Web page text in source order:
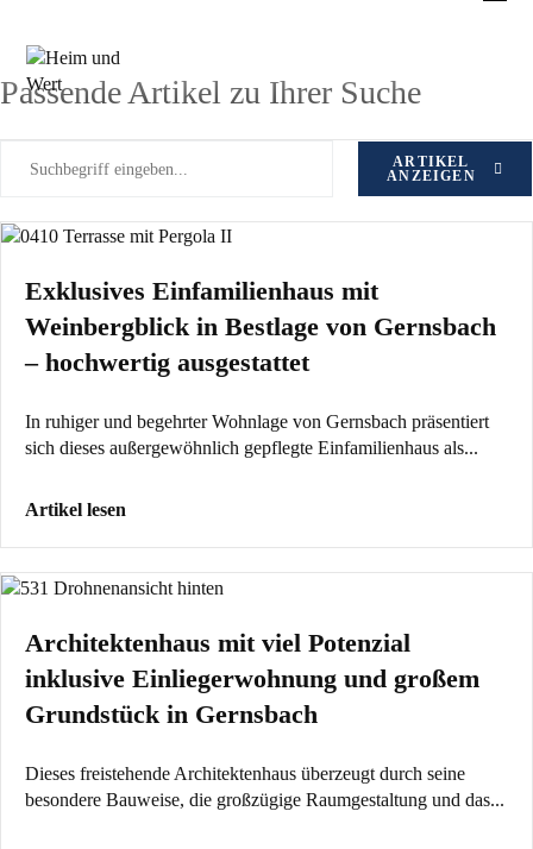
springen
Passende Artikel zu Ihrer Suche
ARTIKEL
ANZEIGEN
Exklusives Einfamilienhaus mit
Weinbergblick in Bestlage von Gernsbach
– hochwertig ausgestattet
In ruhiger und begehrter Wohnlage von Gernsbach präsentiert
sich dieses außergewöhnlich gepflegte Einfamilienhaus als...
Artikel lesen
Architektenhaus mit viel Potenzial
inklusive Einliegerwohnung und großem
Grundstück in Gernsbach
Dieses freistehende Architektenhaus überzeugt durch seine
besondere Bauweise, die großzügige Raumgestaltung und das...